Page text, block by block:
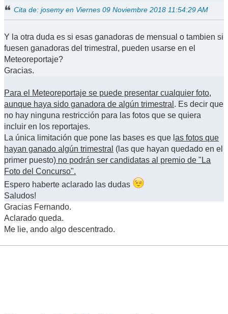
Cita de: josemy en Viernes 09 Noviembre 2018 11:54:29 AM
Y la otra duda es si esas ganadoras de mensual o tambien si
fuesen ganadoras del trimestral, pueden usarse en el
Meteoreportaje?
Gracias.
Para el Meteoreportaje se puede presentar cualquier foto,
aunque haya sido ganadora de algún trimestral . Es decir que
no hay ninguna restricción para las fotos que se quiera
incluir en los reportajes.
La única limitación que pone las bases es que l as fotos que
hayan ganado algún trimestral (las que hayan quedado en el
primer puesto) no podrán ser candidatas al premio de "La
Foto del Concurso".
Espero haberte aclarado las dudas
Saludos!
Gracias Fernando.
Aclarado queda.
Me lie, ando algo descentrado.